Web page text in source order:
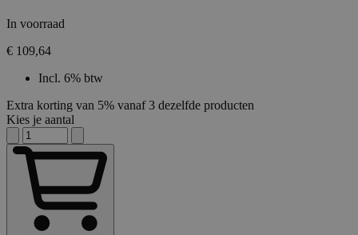
In voorraad
€ 109,64
Incl. 6% btw
Extra korting van 5% vanaf 3 dezelfde producten
Kies je aantal